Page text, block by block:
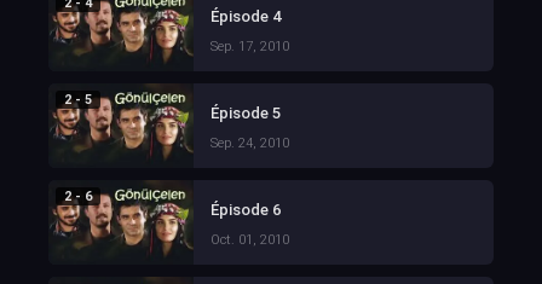
Épisode 4
Sep. 17, 2010
2 - 5
Épisode 5
Sep. 24, 2010
2 - 6
Épisode 6
Oct. 01, 2010